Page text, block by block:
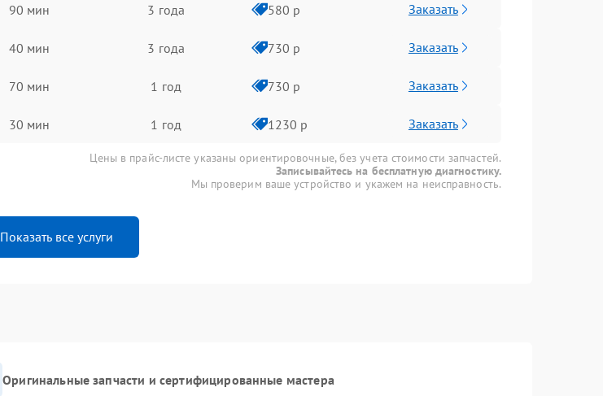
90 мин 3 года 580 р Заказать
40 мин 3 года 730 р Заказать
70 мин 1 год 730 р Заказать
30 мин 1 год 1230 р Заказать
Цены в прайс-листе указаны ориентировочные, без учета стоимости запчастей.
Записывайтесь на бесплатную диагностику.
Мы проверим ваше устройство и укажем на неисправность.
Показать все услуги
Оригинальные запчасти и сертифицированные мастера